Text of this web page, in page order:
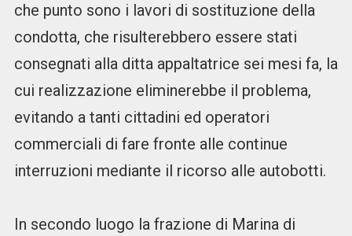
che punto sono i lavori di sostituzione della
condotta, che risulterebbero essere stati
consegnati alla ditta appaltatrice sei mesi fa, la
cui realizzazione eliminerebbe il problema,
evitando a tanti cittadini ed operatori
commerciali di fare fronte alle continue
interruzioni mediante il ricorso alle autobotti.
In secondo luogo la frazione di Marina di